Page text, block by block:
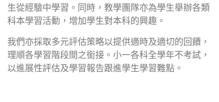
生從經驗中學習。同時，教學團隊亦為學生舉辦各類
科本學習活動，增加學生對本科的興趣。
我們亦採取多元評估策略以提供適時及適切的回饋，
理順各學習階段間之銜接。小一各科全學年不考試，
以進展性評估及學習報告跟進學生學習難點。